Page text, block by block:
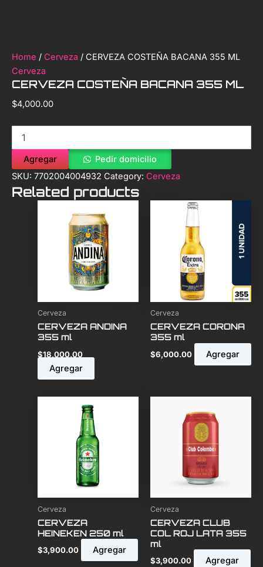
Home / Cerveza / CERVEZA COSTEÑA BACANA 355 ML
Cerveza
CERVEZA COSTEÑA BACANA 355 ML
$4,000.00
Agregar
Pedir domicilio
SKU: 7702004004932 Category: Cerveza
Related products
Cerveza
CERVEZA ANDINA
355 ml
$18,000.00
Agregar
Cerveza
CERVEZA CORONA
355 ml
$6,000.00 Agregar
Cerveza
CERVEZA
HEINEKEN 250 ml
$3,900.00 Agregar
Cerveza
CERVEZA CLUB
COL ROJ LATA 355
ml
$3,900.00 Agregar